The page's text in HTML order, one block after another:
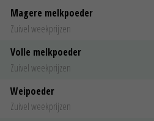
Magere melkpoeder
Zuivel weekprijzen
Volle melkpoeder
Zuivel weekprijzen
Weipoeder
Zuivel weekprijzen